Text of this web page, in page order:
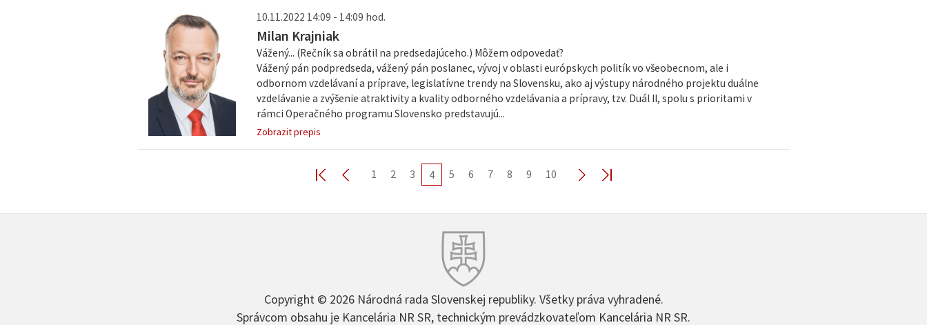
10.11.2022 14:09 - 14:09 hod.
Milan Krajniak
Vážený... (Rečník sa obrátil na predsedajúceho.) Môžem odpovedať?
Vážený pán podpredseda, vážený pán poslanec, vývoj v oblasti európskych politík vo všeobecnom, ale i
odbornom vzdelávaní a príprave, legislatívne trendy na Slovensku, ako aj výstupy národného projektu duálne
vzdelávanie a zvýšenie atraktivity a kvality odborného vzdelávania a prípravy, tzv. Duál II, spolu s prioritami v
rámci Operačného programu Slovensko predstavujú...
Zobrazit prepis
1 2 3 4 5 6 7 8 9 10
Copyright © 2026 Národná rada Slovenskej republiky. Všetky práva vyhradené.
Správcom obsahu je Kancelária NR SR, technickým prevádzkovateľom Kancelária NR SR.